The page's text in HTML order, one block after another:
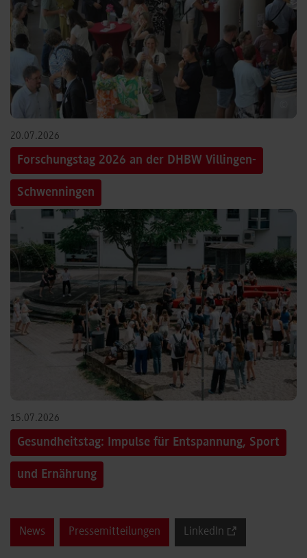
20.07.2026
Forschungstag 2026 an der DHBW Villingen-
Schwenningen
15.07.2026
Gesundheitstag: Impulse für Entspannung, Sport
und Ernährung
News Pressemitteilungen LinkedIn